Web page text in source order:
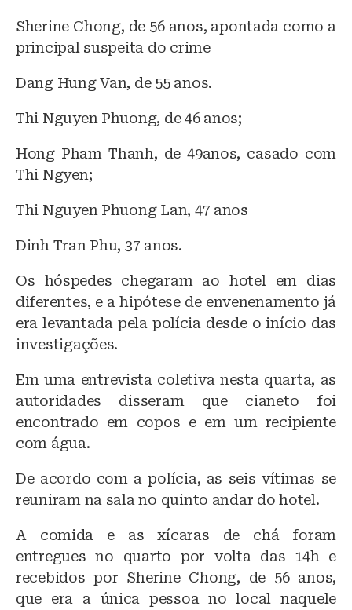
Sherine Chong, de 56 anos, apontada como a
principal suspeita do crime
Dang Hung Van, de 55 anos.
Thi Nguyen Phuong, de 46 anos;
Hong Pham Thanh, de 49anos, casado com
Thi Ngyen;
Thi Nguyen Phuong Lan, 47 anos
Dinh Tran Phu, 37 anos.
Os hóspedes chegaram ao hotel em dias
diferentes, e a hipótese de envenenamento já
era levantada pela polícia desde o início das
investigações.
Em uma entrevista coletiva nesta quarta, as
autoridades disseram que cianeto foi
encontrado em copos e em um recipiente
com água.
De acordo com a polícia, as seis vítimas se
reuniram na sala no quinto andar do hotel.
A comida e as xícaras de chá foram
entregues no quarto por volta das 14h e
recebidos por Sherine Chong, de 56 anos,
que era a única pessoa no local naquele